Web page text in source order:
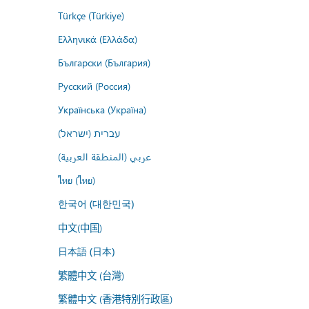
Türkçe (Türkiye)
Ελληνικά (Ελλάδα)
Български (България)
Русский (Россия)
Українська (Україна)
עברית (ישראל)
عربي (المنطقة العربية)
ไทย (ไทย)
한국어 (대한민국)
中文(中国)
日本語 (日本)
繁體中文 (台灣)
繁體中文 (香港特別行政區)